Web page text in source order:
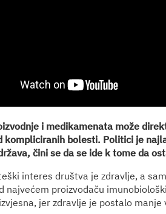
i medikamenata može
kompliciranih bolesti. Politici je
čini se da se ide k tome da
interes društva je zdravlje, a
najvećem proizvođaču
jer zdravlje je postalo manje